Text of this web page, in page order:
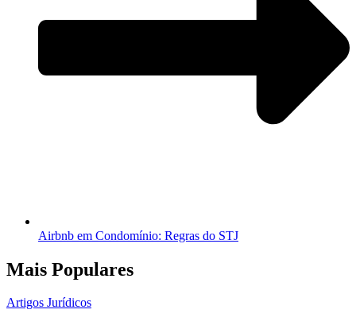
Airbnb em Condomínio: Regras do STJ
Mais Populares
Artigos Jurídicos